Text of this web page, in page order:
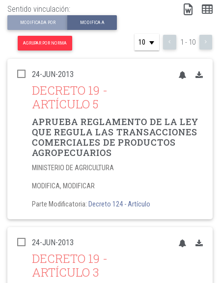
Sentido vinculación:
MODIFICADA POR MODIFICA A
AGRUPAR POR NORMA 1 - 10
24-JUN-2013
DECRETO 19 -
ARTÍCULO 5
APRUEBA REGLAMENTO DE LA LEY
QUE REGULA LAS TRANSACCIONES
COMERCIALES DE PRODUCTOS
AGROPECUARIOS
MINISTERIO DE AGRICULTURA
MODIFICA, MODIFICAR
Parte Modificatoria: Decreto 124- Artículo
24-JUN-2013
DECRETO 19 -
ARTÍCULO 3